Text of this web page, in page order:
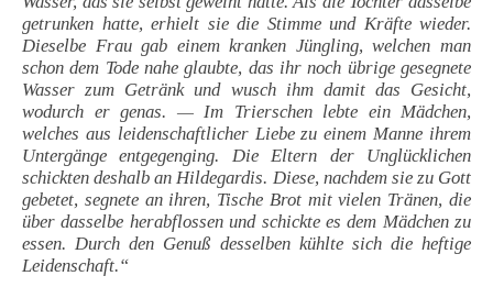
getrunken hatte, erhielt sie die Stimme und Kräfte wieder.
Dieselbe Frau gab einem kranken Jüngling, welchen man
schon dem Tode nahe glaubte, das ihr noch übrige gesegnete
Wasser zum Getränk und wusch ihm damit das Gesicht,
wodurch er genas. — Im Trierschen lebte ein Mädchen,
welches aus leidenschaftlicher Liebe zu einem Manne ihrem
Untergänge entgegenging. Die Eltern der Unglücklichen
schickten deshalb an Hildegardis. Diese, nachdem sie zu Gott
gebetet, segnete an ihren, Tische Brot mit vielen Tränen, die
über dasselbe herabflossen und schickte es dem Mädchen zu
essen. Durch den Genuß desselben kühlte sich die heftige
Leidenschaft.“